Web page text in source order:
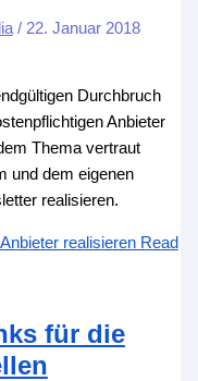
/ 22. Januar 2018
Durchbruch
Anbieter
Thema vertraut
und dem eigenen
realisieren.
realisierenRead
für die